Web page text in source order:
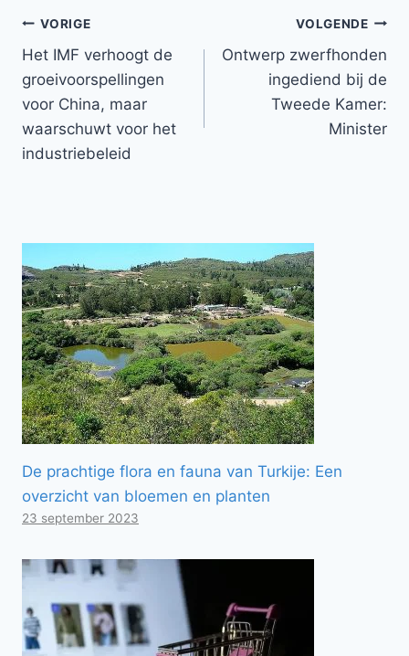
Bericht
navigatie
VORIGE
Het IMF verhoogt de
groeivoorspellingen
voor China, maar
waarschuwt voor het
industriebeleid
VOLGENDE
Ontwerp zwerfhonden
ingediend bij de
Tweede Kamer:
Minister
De prachtige flora en fauna van Turkije: Een
overzicht van bloemen en planten
23 september 2023